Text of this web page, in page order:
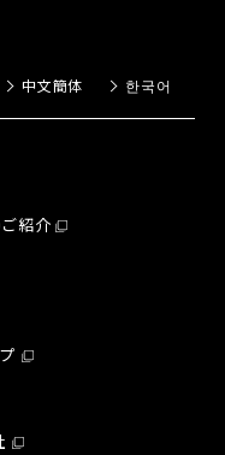
中文簡体 한국어
紹介